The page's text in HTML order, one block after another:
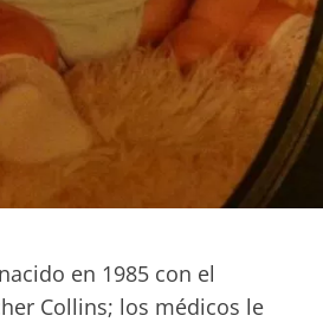
en 1985 con el
Collins; los médicos le